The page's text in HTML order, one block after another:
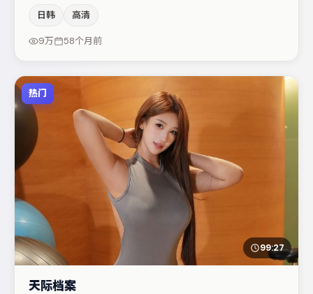
在片中承担叙事驱动，桂纶镁、沈腾分别提供反差与喜剧/
悬疑调剂（视场次而定）。若你偏爱强类型与清晰主线，这
日韩 高清
9万 58个月前
热门
99:27
天际档案